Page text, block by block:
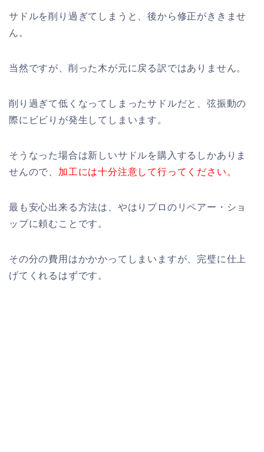
サドルを削り過ぎてしまうと、後から修正がききませ
ん。
当然ですが、削った木が元に戻る訳ではありません。
削り過ぎて低くなってしまったサドルだと、弦振動の
際にビビりが発生してしまいます。
そうなった場合は新しいサドルを購入するしかありま
せんので、 加工には十分注意して行ってください。
最も安心出来る方法は、やはりプロのリペアー・ショ
ップに頼むことです。
その分の費用はかかかってしまいますが、完璧に仕上
げてくれるはずです。